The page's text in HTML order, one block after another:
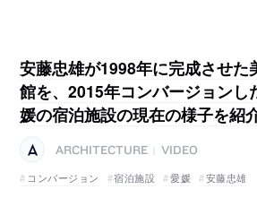
安藤忠雄が1998年に完成させた
館を、2015年コンバージョンし
媛の宿泊施設の現在の様子を紹
ARCHITECTURE
VIDEO
コンバージョン
宿泊施設 愛媛 安藤忠雄